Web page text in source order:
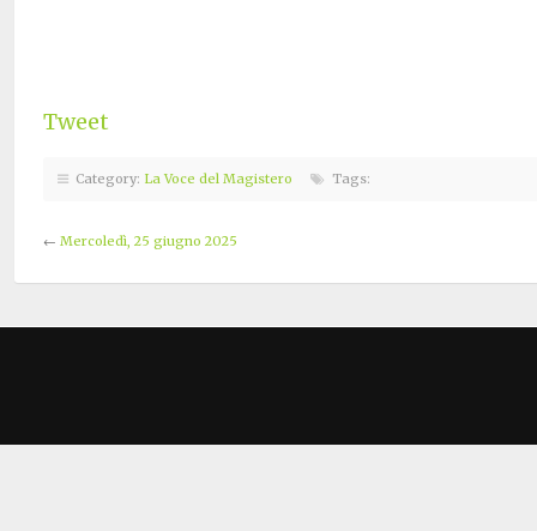
Tweet
Category: La Voce del Magistero Tags:
← Mercoledì, 25 giugno 2025